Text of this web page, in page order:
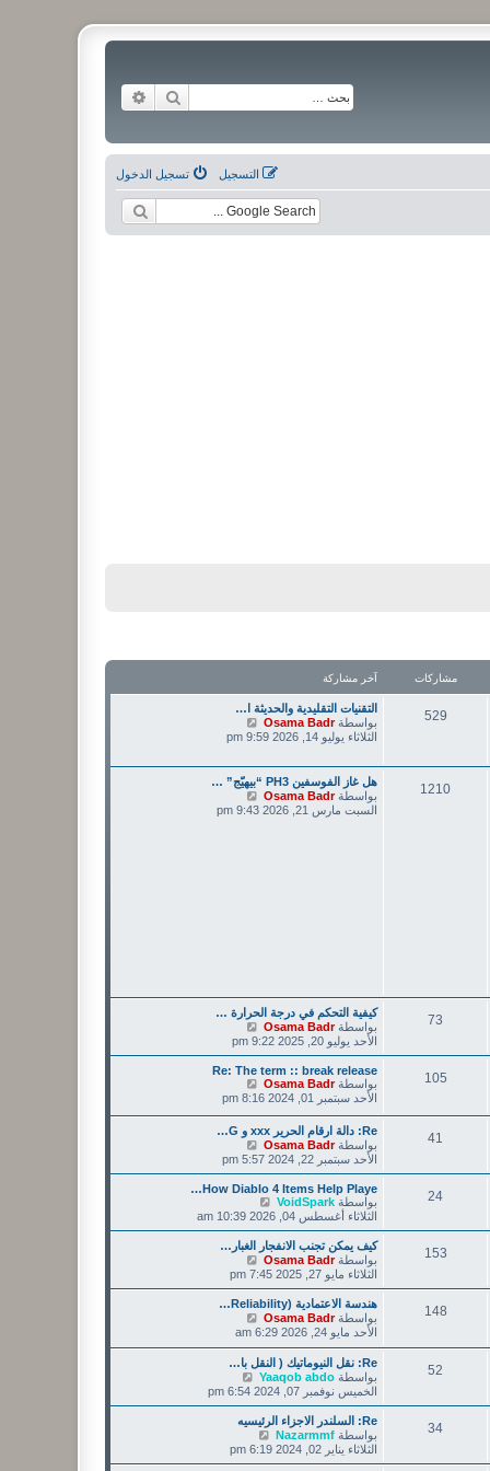
بحث
تسجيل الدخول التسجيل
مشاركات آخر مشاركة
529
التقنيات التقليدية والحديثة ا…
بواسطةOsama Badr
ا
د
آ
خ
ر
الثلاثاء يوليو 14, 2026 9:59 pm
1210
هل غاز الفوسفين PH3 “بيهيّج” …
بواسطةOsama Badr
ا
السبت مارس 21, 2026 9:43 pm
73
كيفية التحكم في درجة الحرارة …
بواسطةOsama Badr
ا
ه
د
خ
ش
ا
ر
ك
ة
الأحد يوليو 20, 2025 9:22 pm
105
Re: The term :: break release
بواسطةOsama Badr
ا
آ
خ
ر
م
ش
ا
ر
ك
ة
الأحد سبتمبر 01, 2024 8:16 pm
41
Re: دالة ارقام الحرير xxx و G…
بواسطةOsama Badr
ا
ه
د
خ
ر
م
ا
ر
ك
الأحد سبتمبر 22, 2024 5:57 pm
24
How Diablo 4 Items Help Playe…
بواسطة VoidSpark
ا
ه
د
آ
خ
ر
م
ش
ا
ك
ة
الثلاثاء أغسطس 04, 2026 10:39 am
153
كيف يمكن تجنب الانفجار الغبار…
بواسطةOsama Badr
ا
ه
د
خ
م
ش
ا
ة
الثلاثاء مايو 27, 2025 7:45 pm
148
هندسة الاعتمادية (Reliability…
بواسطةOsama Badr
ا
ه
د
آ
خ
ش
ا
الأحد مايو 24, 2026 6:29 am
52
Re: نقل النيوماتيك ( النقل با…
بواسطة Yaaqob abdo
ا
ه
د
خ
ر
الخميس نوفمبر 07, 2024 6:54 pm
34
Re: السلندر الاجزاء الرئيسيه
بواسطة Nazarmmf
ا
ه
الثلاثاء يناير 02, 2024 6:19 pm